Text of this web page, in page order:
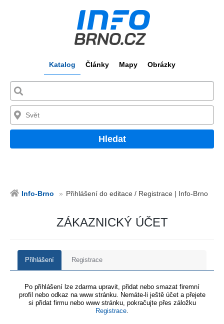
Katalog Články Mapy Obrázky
Hledat
Info-Brno Přihlášení do editace / Registrace | Info-Brno
ZÁKAZNICKÝ ÚČET
Přihlášení Registrace
Po přihlášení lze zdarma upravit, přidat nebo smazat firemní
profil nebo odkaz na www stránku. Nemáte-li ještě účet a přejete
si přidat firmu nebo www stránku, pokračujte přes záložku
Registrace.